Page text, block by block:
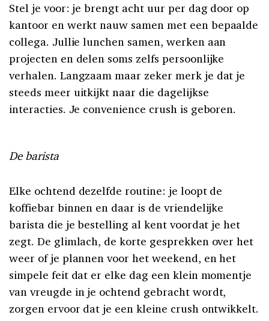
Stel je voor: je brengt acht uur per dag door op
kantoor en werkt nauw samen met een bepaalde
collega. Jullie lunchen samen, werken aan
projecten en delen soms zelfs persoonlijke
verhalen. Langzaam maar zeker merk je dat je
steeds meer uitkijkt naar die dagelijkse
interacties. Je convenience crush is geboren.
De barista
Elke ochtend dezelfde routine: je loopt de
koffiebar binnen en daar is de vriendelijke
barista die je bestelling al kent voordat je het
zegt. De glimlach, de korte gesprekken over het
weer of je plannen voor het weekend, en het
simpele feit dat er elke dag een klein momentje
van vreugde in je ochtend gebracht wordt,
zorgen ervoor dat je een kleine crush ontwikkelt.